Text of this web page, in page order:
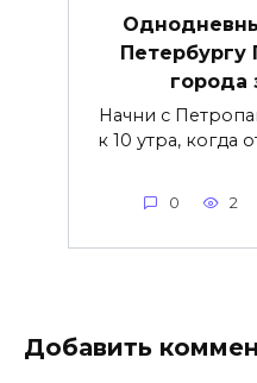
Петербургу
города
Начни с
к 10 утра, когда
0 2
Добавить